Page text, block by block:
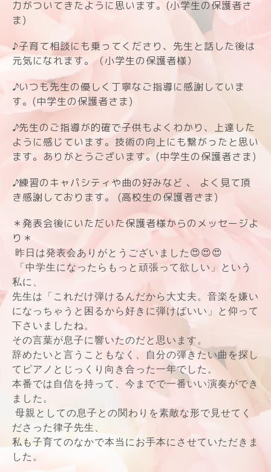
力がついてきたように思います。 (小学生の保護者さ
ま)
♪子育て相談にも乗ってくださり、先生と話した後は
元気になれます。（小学生の保護者様）
♪いつも先生の優しく丁寧なご指導に感謝していま
す。 (中学生の保護者さま)
♪先生のご指導が的確で子供もよくわかり、上達した
ように感じています。技術の向上にも繋がったと思い
ます。ありがとうございます。(中学生の保護者さま)
♪練習のキャパシティや曲の好みなど 、 よく見て頂
き感謝しております。
(高校生の保護者さま)
＊発表会後にいただいた保護者様からのメッセージよ
り＊
昨日は発表会ありがとうございました😍😍😍
「中学生になったらもっと頑張って欲しい」という
私に、
先生は「これだけ弾けるんだから大丈夫。 音楽を嫌い
になっちゃうと困るから好きに弾けばいい」と仰って
下さいましたね。
その言葉が息子に響いたのだと思います。
辞めたいと言うこともなく、自分の弾きたい曲を探し
てピアノとじっくり向き合った一年でした。
本番では自信を持って、今までで一番いい演奏ができ
ました。
母親としての息子との関わりを素敵な形で見せてく
ださった律子先生、
私も子育てのなかで本当にお手本にさせていただきま
した。